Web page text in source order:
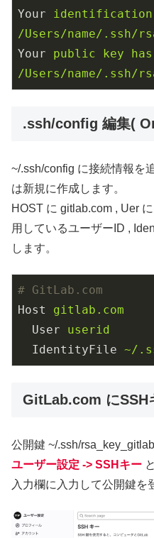
Your
identification
/Users/name/.ssh/
Your
public key
/Users/name/.ssh/
.ssh/config 編集(
~/.ssh/config に接続情報を
は新規に作成します。
HOST に gitlab.com , Uer
用しているユーザーID ,
します。
# GitLab.com
Host
gitlab.com
User
userid
IdentityFile ~/
GitLab.com にSSH
公開鍵 ~/.ssh/
ユーザー設定 -> SSHキー
入力欄に入力して公開鍵を